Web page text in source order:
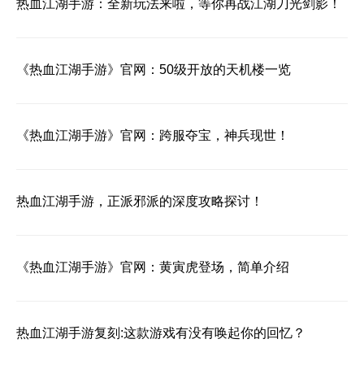
热血江湖手游：全新玩法来啦，等你再战江湖刀光剑影！
《热血江湖手游》官网：50级开放的天机楼一览
《热血江湖手游》官网：跨服夺宝，神兵现世！
热血江湖手游，正派邪派的深度攻略探讨！
《热血江湖手游》官网：黄寅虎登场，简单介绍
热血江湖手游复刻:这款游戏有没有唤起你的回忆？